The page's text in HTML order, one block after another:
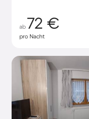
ab 72 €
pro Nacht